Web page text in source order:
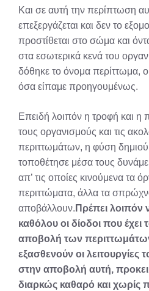
Και σε αυτή την περίπτωση
επεξεργάζεται και δεν το
προστίθεται στο σώμα και
στα εσωτερικά κενά του
δόθηκε το όνομα περίττωμα,
όσα είπαμε προηγουμένως.
Επειδή λοιπόν η τροφή και η
τους οργανισμούς και τις
περιττωμάτων, η φύση
τοποθέτησε μέσα τους
απ’ τις οποίες κινούμενα τα
περιττώματα, άλλα τα
αποβάλλουν. Πρέπει λοιπόν
καθόλου οι δίοδοι που έχει
αποβολή των
εξασθενούν οι
στην αποβολή αυτή,
διαρκώς καθαρό και χωρίς